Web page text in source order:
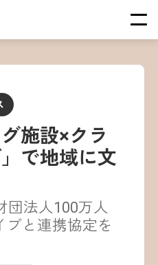
要
ス
一覧
ス
ント
報
施設×クラ
で地域に文
団法人100万人
ブと連携協定を